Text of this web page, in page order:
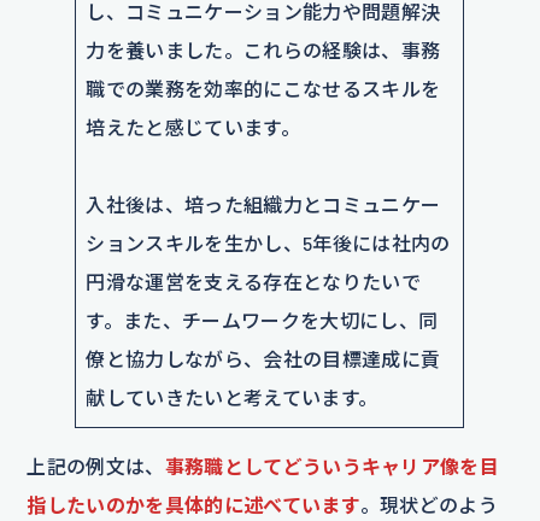
し、コミュニケーション能力や問題解決
力を養いました。これらの経験は、事務
職での業務を効率的にこなせるスキルを
培えたと感じています。
入社後は、培った組織力とコミュニケー
ションスキルを生かし、5年後には社内の
円滑な運営を支える存在となりたいで
す。また、チームワークを大切にし、同
僚と協力しながら、会社の目標達成に貢
献していきたいと考えています。
上記の例文は、 事務職としてどういうキャリア像を目
指したいのかを具体的に述べています。現状どのよう